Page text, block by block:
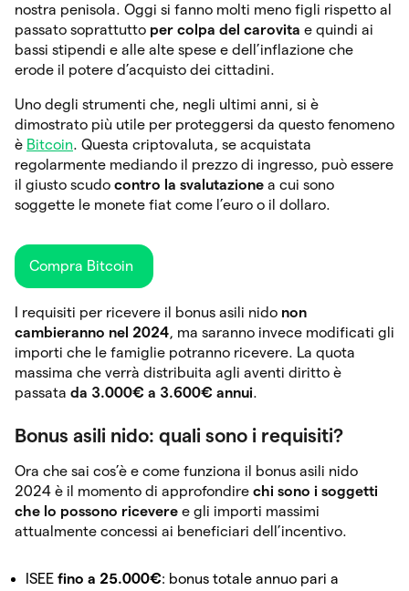
nostra penisola. Oggi si fanno molti meno figli rispetto al
passato soprattutto per colpa del carovita e quindi ai
bassi stipendi e alle alte spese e dell’inflazione che
erode il potere d’acquisto dei cittadini.
Uno degli strumenti che, negli ultimi anni, si è
dimostrato più utile per proteggersi da questo fenomeno
è Bitcoin. Questa criptovaluta, se acquistata
regolarmente mediando il prezzo di ingresso, può essere
il giusto scudo contro la svalutazione a cui sono
soggette le monete fiat come l’euro o il dollaro.
Compra Bitcoin
I requisiti per ricevere il bonus asili nido non
cambieranno nel 2024, ma saranno invece modificati gli
importi che le famiglie potranno ricevere. La quota
massima che verrà distribuita agli aventi diritto è
passata da 3.000€ a 3.600€ annui.
Bonus asili nido: quali sono i requisiti?
Ora che sai cos’è e come funziona il bonus asili nido
2024 è il momento di approfondire chi sono i soggetti
che lo possono ricevere e gli importi massimi
attualmente concessi ai beneficiari dell’incentivo.
ISEE fino a 25.000€: bonus totale annuo pari a